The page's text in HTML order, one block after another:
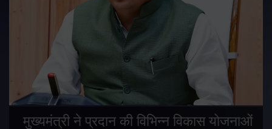
मुख्यमंत्री ने प्रदान की विभिन्न विकास योजनाओं